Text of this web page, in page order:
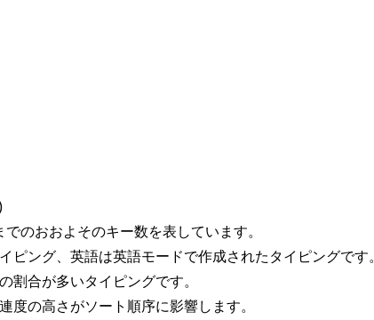
のおおよそのキー数を表しています。
ング、英語は英語モードで作成されたタイピングです。
合が多いタイピングです。
の高さがソート順序に影響します。